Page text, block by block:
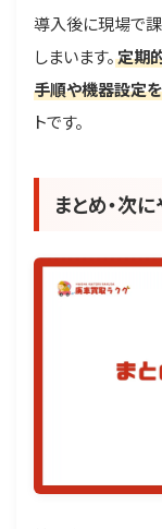
導入後に現場で課
しまいます。定期
手順や機器設定
トです。
まとめ・次